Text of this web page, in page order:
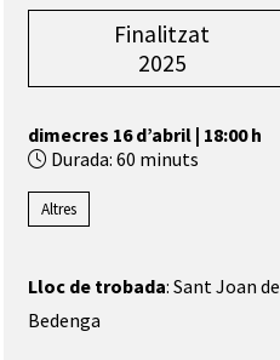
Finalitzat
2025
dimecres 16 d’abril| 18:00 h
Durada: 60 minuts
Altres
Lloc de trobada: Sant Joan de
Bedenga